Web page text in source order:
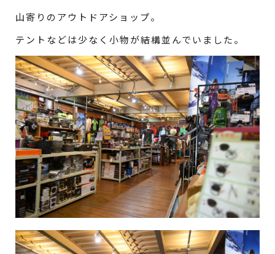
山寄りのアウトドアショップ。
テントなどは少なく小物が結構並んでいました。